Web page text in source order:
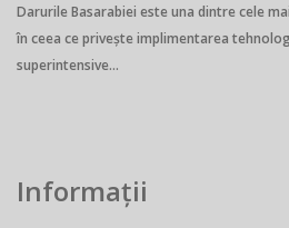
Darurile Basarabiei este una dintre cele
în ceea ce privește implimentarea
superintensive...
Informații